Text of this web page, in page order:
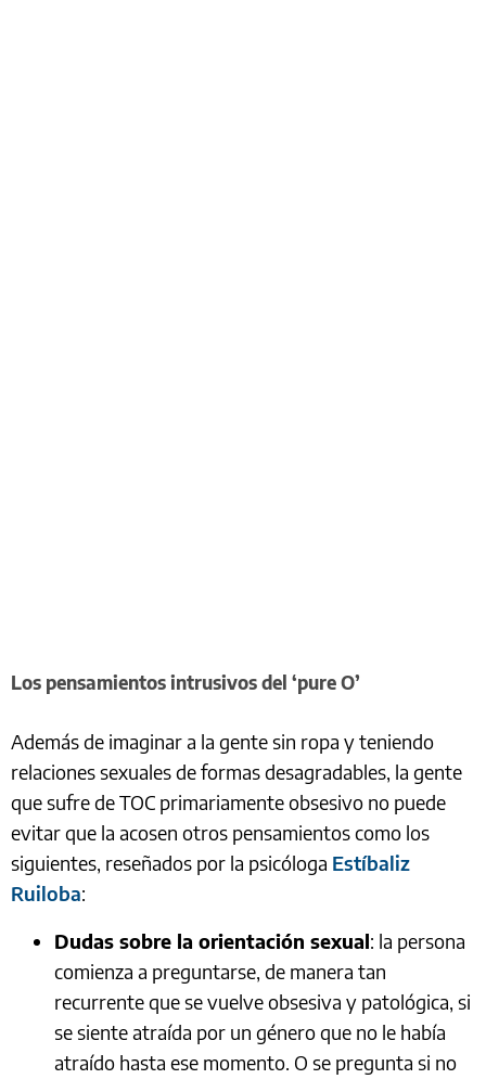
Los pensamientos intrusivos del ‘pure O’
Además de imaginar a la gente sin ropa y teniendo
relaciones sexuales de formas desagradables, la gente
que sufre de TOC primariamente obsesivo no puede
evitar que la acosen otros pensamientos como los
siguientes, reseñados por la psicóloga Estíbaliz
Ruiloba:
Dudas sobre la orientación sexual: la persona
comienza a preguntarse, de manera tan
recurrente que se vuelve obsesiva y patológica, si
se siente atraída por un género que no le había
atraído hasta ese momento. O se pregunta si no